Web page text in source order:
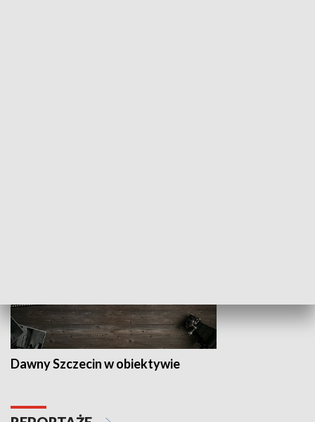
Dawny Szczecin w obiektywie